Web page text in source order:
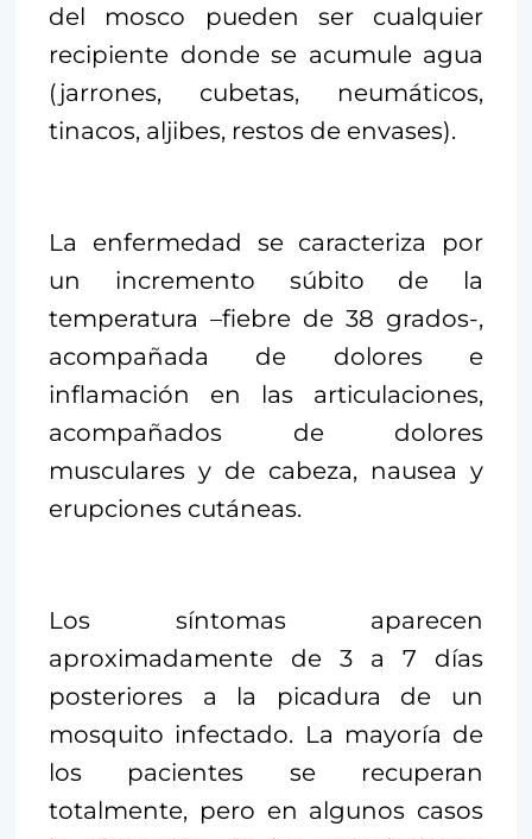
del mosco pueden ser cualquier
recipiente donde se acumule agua
(jarrones, cubetas, neumáticos,
tinacos, aljibes, restos de envases).
La enfermedad se caracteriza por
un incremento súbito de la
temperatura –fiebre de 38 grados-,
acompañada de dolores e
inflamación en las articulaciones,
acompañados de dolores
musculares y de cabeza, nausea y
erupciones cutáneas.
Los síntomas aparecen
aproximadamente de 3 a 7 días
posteriores a la picadura de un
mosquito infectado. La mayoría de
los pacientes se recuperan
totalmente, pero en algunos casos